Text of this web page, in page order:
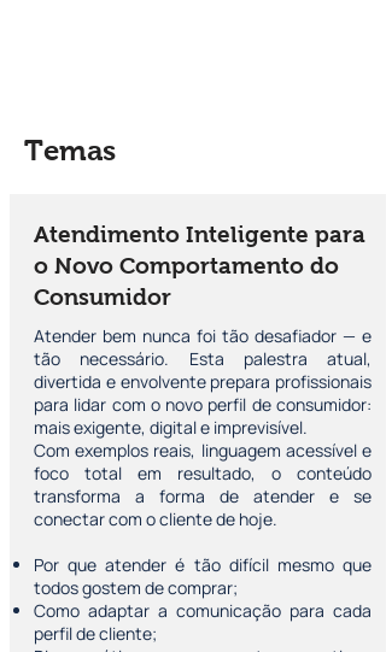
Temas
Atendimento Inteligente para
o Novo Comportamento do
Consumidor
Atender bem nunca foi tão desafiador — e
tão necessário. Esta palestra atual,
divertida e envolvente prepara profissionais
para lidar com o novo perfil de consumidor:
mais exigente, digital e imprevisível.
Com exemplos reais, linguagem acessível e
foco total em resultado, o conteúdo
transforma a forma de atender e se
conectar com o cliente de hoje.
Por que atender é tão difícil mesmo que
todos gostem de comprar;
Como adaptar a comunicação para cada
perfil de cliente;